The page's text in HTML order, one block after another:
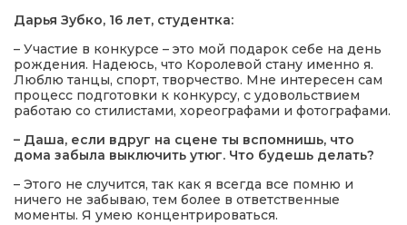
Дарья Зубко, 16 лет, студентка:
– Участие в конкурсе – это мой подарок себе на день
рождения. Надеюсь, что Королевой стану именно я.
Люблю танцы, спорт, творчество. Мне интересен сам
процесс подготовки к конкурсу, с удовольствием
работаю со стилистами, хореографами и фотографами.
– Даша, если вдруг на сцене ты вспомнишь, что
дома забыла выключить утюг. Что будешь делать?
– Этого не случится, так как я всегда все помню и
ничего не забываю, тем более в ответственные
моменты. Я умею концентрироваться.